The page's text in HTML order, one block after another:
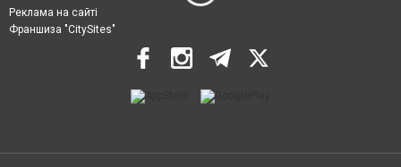
Реклама на сайті
Франшиза "CitySites"